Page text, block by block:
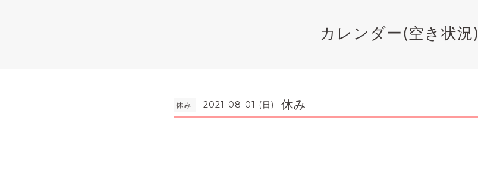
カレンダー(空き状況)
休み 2021-08-01 (日) 休み